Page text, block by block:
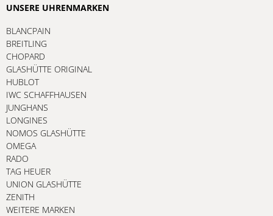
UNSERE UHRENMARKEN
BLANCPAIN
BREITLING
CHOPARD
GLASHÜTTE ORIGINAL
HUBLOT
IWC SCHAFFHAUSEN
JUNGHANS
LONGINES
NOMOS GLASHÜTTE
OMEGA
RADO
TAG HEUER
UNION GLASHÜTTE
ZENITH
WEITERE MARKEN